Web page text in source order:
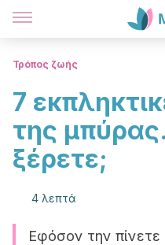
Τρόπος ζωής
7
της μπύρας.
ξέρετε;
4 λεπτά
Εφόσον την πίνετε